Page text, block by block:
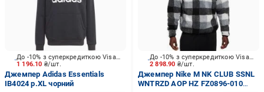
1 196.10 ₴/шт.
До -10% з суперкредиткою Visa Вигода
Джемпер Adidas Essentials
IB4024 р.XL чорний
2 898.90 ₴/шт.
До -10% з суперкредиткою Visa Вигода
Джемпер Nike M NK CLUB SSNL
WNTRZD AOP HZ FZ0896-010